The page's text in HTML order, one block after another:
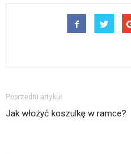
Poprzedni artykuł
Jak włożyć koszulkę w ramce?